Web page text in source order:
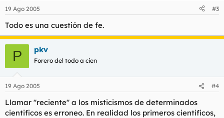
19 Ago 2005 #3
Todo es una cuestión de fe.
P pkv
Forero del todo a cien
19 Ago 2005 #4
Llamar "reciente" a los misticismos de determinados
cientificos es erroneo. En realidad los primeros cientificos,